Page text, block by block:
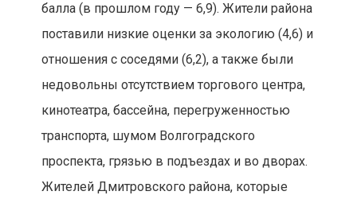
балла (в прошлом году — 6,9). Жители района
поставили низкие оценки за экологию (4,6) и
отношения с соседями (6,2), а также были
недовольны отсутствием торгового центра,
кинотеатра, бассейна, перегруженностью
транспорта, шумом Волгоградского
проспекта, грязью в подъездах и во дворах.
Жителей Дмитровского района, которые